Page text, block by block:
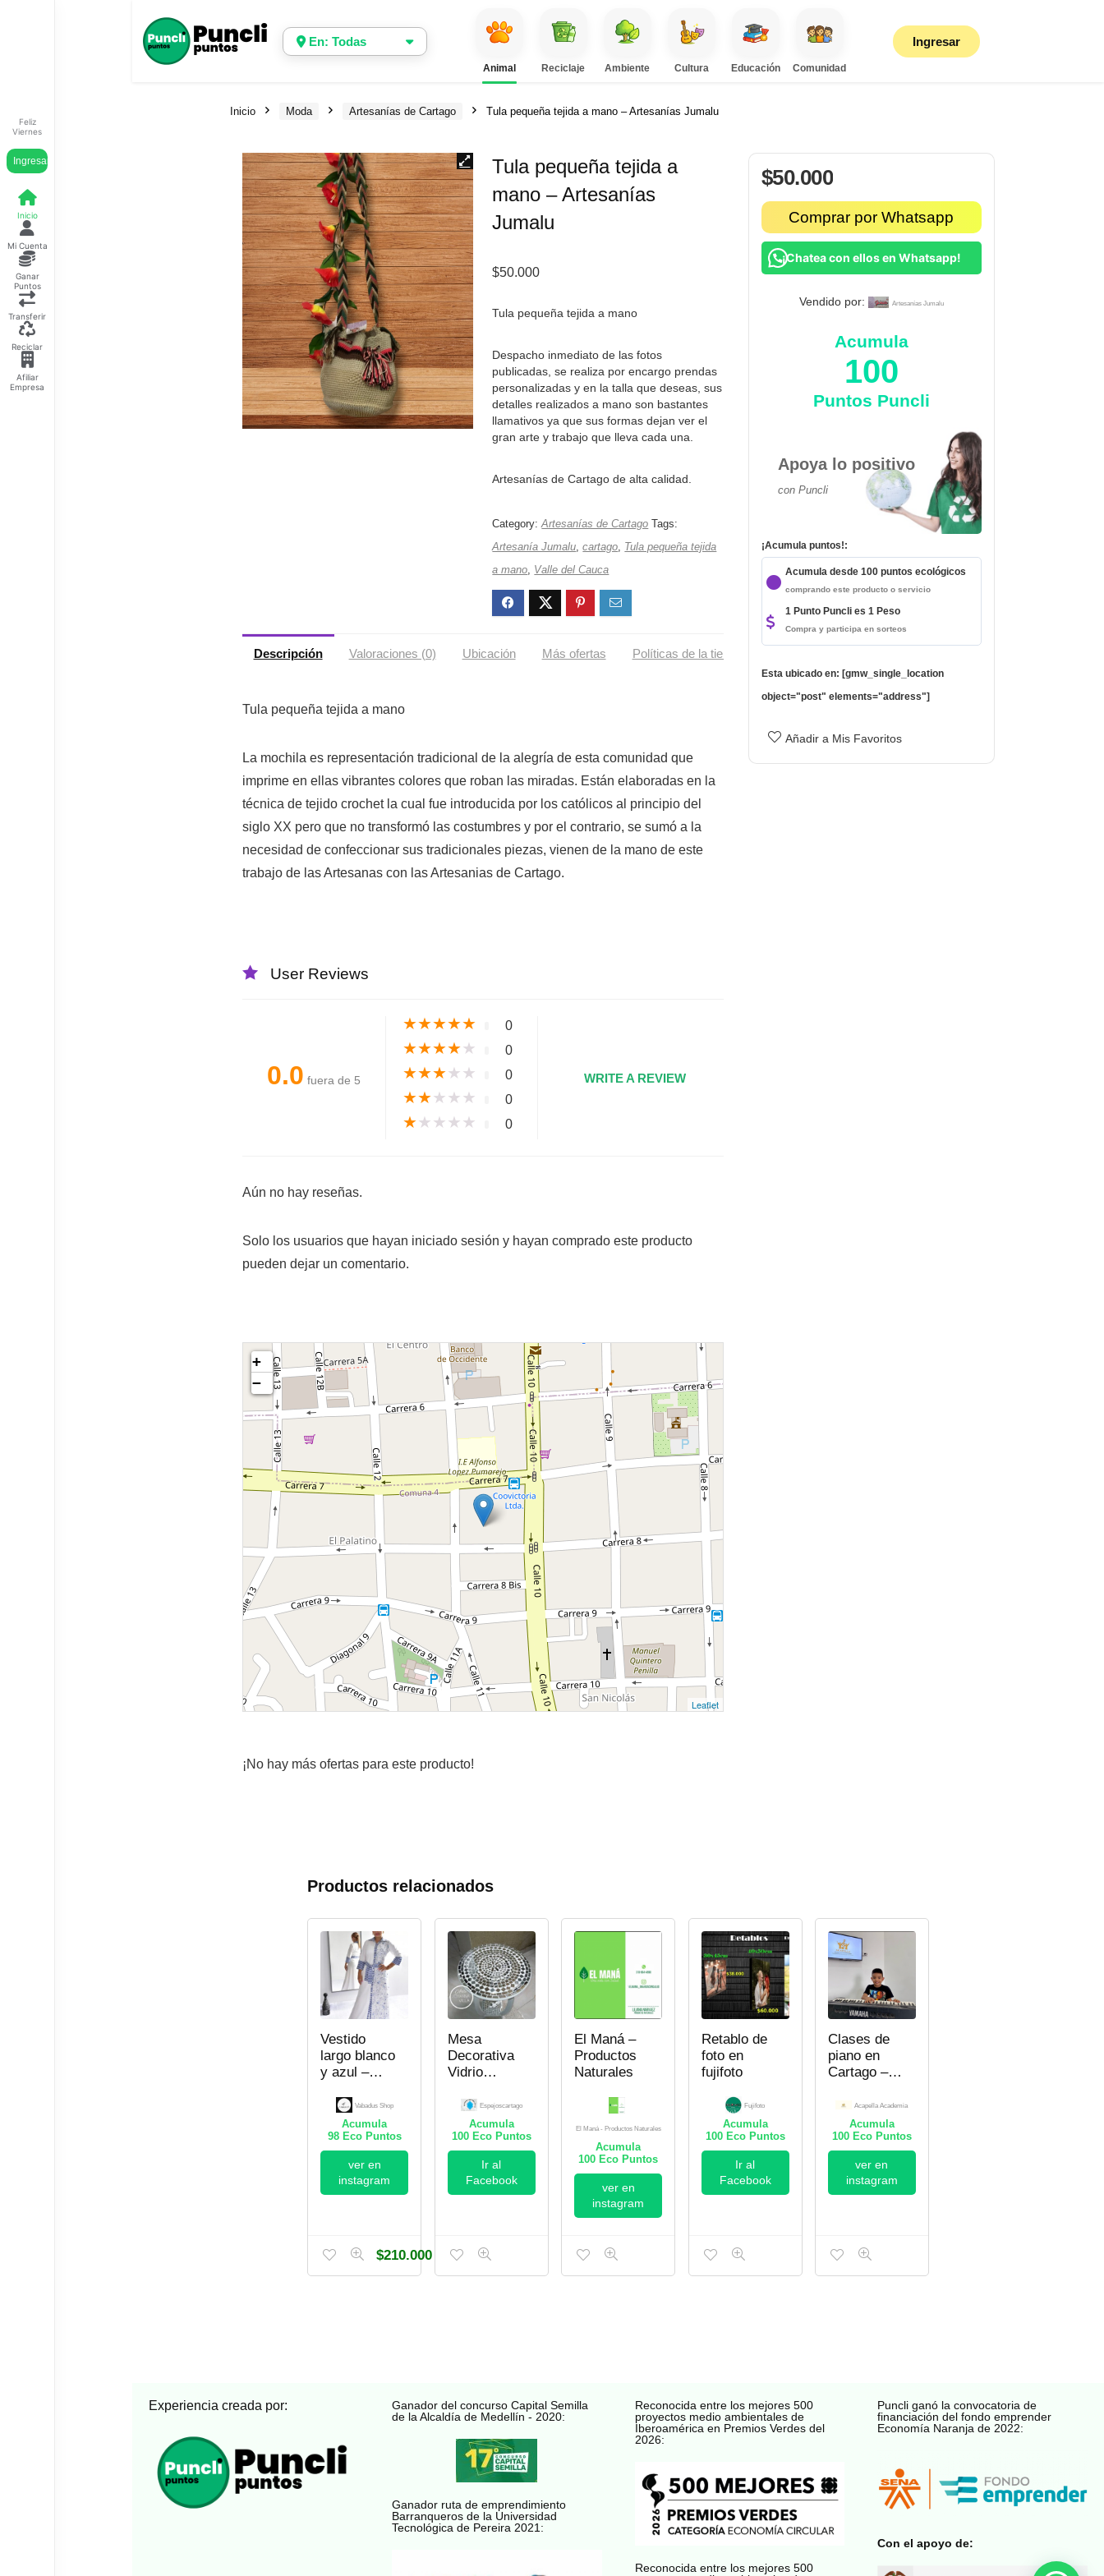
Feliz
Viernes
Ingresar
Inicio
Mi Cuenta
Ganar
Puntos
Transferir
Reciclar
Afiliar
Empresa
En: Todas
Animal Reciclaje Ambiente Cultura Educación Comunidad
Ingresar
Inicio Moda Artesanías de Cartago Tula pequeña tejida a mano – Artesanías Jumalu
Tula pequeña tejida a
mano – Artesanías
Jumalu
$50.000
Tula pequeña tejida a mano
Despacho inmediato de las fotos
publicadas, se realiza por encargo prendas
personalizadas y en la talla que deseas, sus
detalles realizados a mano son bastantes
llamativos ya que sus formas dejan ver el
gran arte y trabajo que lleva cada una.
Artesanías de Cartago de alta calidad.
Category:Artesanías de Cartago Tags:
Artesanía Jumalu,cartago, Tula pequeña tejida
a mano, Valle del Cauca
Descripción Valoraciones (0) Ubicación Más ofertas Políticas de la tienda
Tula pequeña tejida a mano
La mochila es representación tradicional de la alegría de esta comunidad que
imprime en ellas vibrantes colores que roban las miradas. Están elaboradas en la
técnica de tejido crochet la cual fue introducida por los católicos al principio del
siglo XX pero que no transformó las costumbres y por el contrario, se sumó a la
necesidad de confeccionar sus tradicionales piezas, vienen de la mano de este
trabajo de las Artesanas con las Artesanias de Cartago.
User Reviews
0.0 fuera de 5
★★★★★ 0
★★★★★ 0
★★★★★ 0
★★★★★ 0
★★★★★ 0
WRITE A REVIEW
Aún no hay reseñas.
Solo los usuarios que hayan iniciado sesión y hayan comprado este producto
pueden dejar un comentario.
+
−
Leaflet
¡No hay más ofertas para este producto!
$50.000
Comprar por Whatsapp
¡Chatea con ellos en Whatsapp!
Vendido por: Artesanías Jumalu
Acumula
100
Puntos Puncli
Apoya lo positivo
con Puncli
¡Acumula puntos!:
Acumula desde 100 puntos ecológicos
comprando este producto o servicio
1 Punto Puncli es 1 Peso
Compra y participa en sorteos
Esta ubicado en: [gmw_single_location
object="post" elements="address"]
Añadir a Mis Favoritos
Productos relacionados
Vestido
largo blanco
y azul –
Vabadus Shop
Acumula
98Eco Puntos
ver en
instagram
$210.000
Mesa
Decorativa
Vidrio
Espejoscartago
Acumula
100Eco Puntos
Ir al
Facebook
El Maná –
Productos
Naturales
El Maná - Productos Naturales
Acumula
100 Eco Puntos
ver en
instagram
Retablo de
foto en
fujifoto
Fujifoto
Acumula
100Eco Puntos
Ir al
Facebook
Clases de
piano en
Cartago –
Academia
Acapella Academia
Acumula
100Eco Puntos
ver en
instagram
Experiencia creada por:
Ganador del concurso Capital Semilla
de la Alcaldía de Medellín - 2020:
Ganador ruta de emprendimiento
Barranqueros de la Universidad
Tecnológica de Pereira 2021:
Reconocida entre los mejores 500
proyectos medio ambientales de
Iberoamérica en Premios Verdes del
2026:
Reconocida entre los mejores 500
Puncli ganó la convocatoria de
financiación del fondo emprender
Economía Naranja de 2022:
Con el apoyo de: